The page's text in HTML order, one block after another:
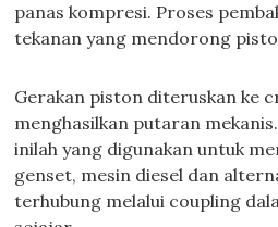
panas kompresi. Proses
tekanan yang mendorong
Gerakan piston diteruskan ke
menghasilkan putaran
inilah yang digunakan untuk
genset, mesin diesel dan
terhubung melalui coupling